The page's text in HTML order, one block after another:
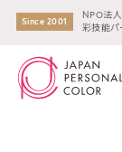
Since 2001
NPO法
彩技能パ